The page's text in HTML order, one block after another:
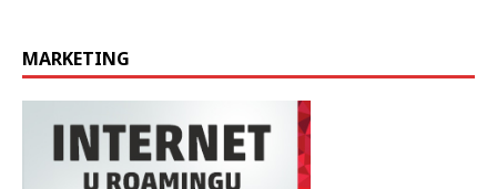
MARKETING